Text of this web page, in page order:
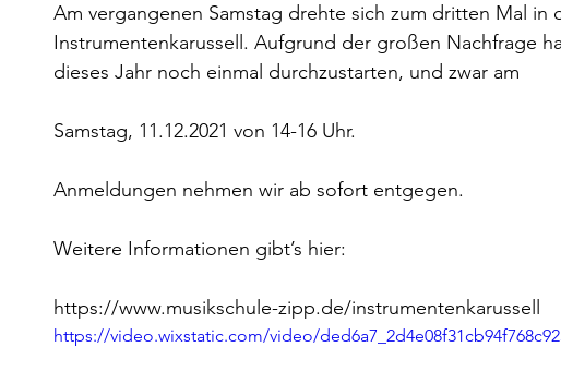
Am vergangenen Samstag drehte sich zum dritten Mal in
Instrumentenkarussell. Aufgrund der großen Nachfrage
dieses Jahr noch einmal durchzustarten, und zwar am
Samstag, 11.12.2021 von 14-16 Uhr.
Anmeldungen nehmen wir ab sofort entgegen.
Weitere Informationen gibt’s hier:
https://www.musikschule-zipp.de/instrumentenkarussell
https://video.wixstatic.com/video/